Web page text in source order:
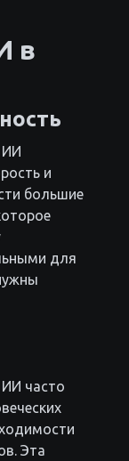
в
ИИ
и
большие
для
часто
Эта